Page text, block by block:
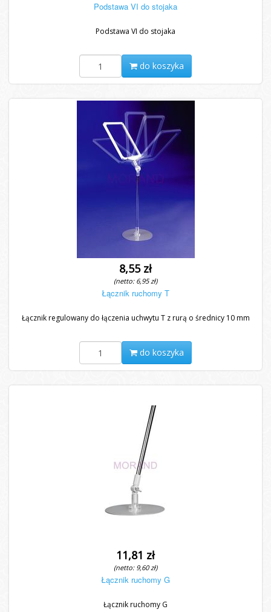
Podstawa VI do stojaka
Podstawa VI do stojaka
do koszyka
8,55 zł
(netto: 6,95 zł)
Łącznik ruchomy T
Łącznik regulowany do łączenia uchwytu T z rurą o średnicy 10 mm
do koszyka
11,81 zł
(netto: 9,60 zł)
Łącznik ruchomy G
Łącznik ruchomy G